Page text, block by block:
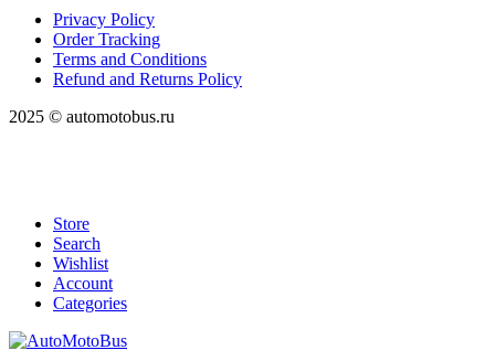
Privacy Policy
Order Tracking
Terms and Conditions
Refund and Returns Policy
2025 © automotobus.ru
Store
Search
Wishlist
Account
Categories